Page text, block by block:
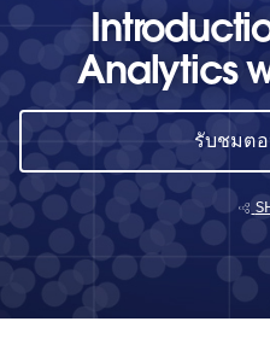
Analytics
รับชมต